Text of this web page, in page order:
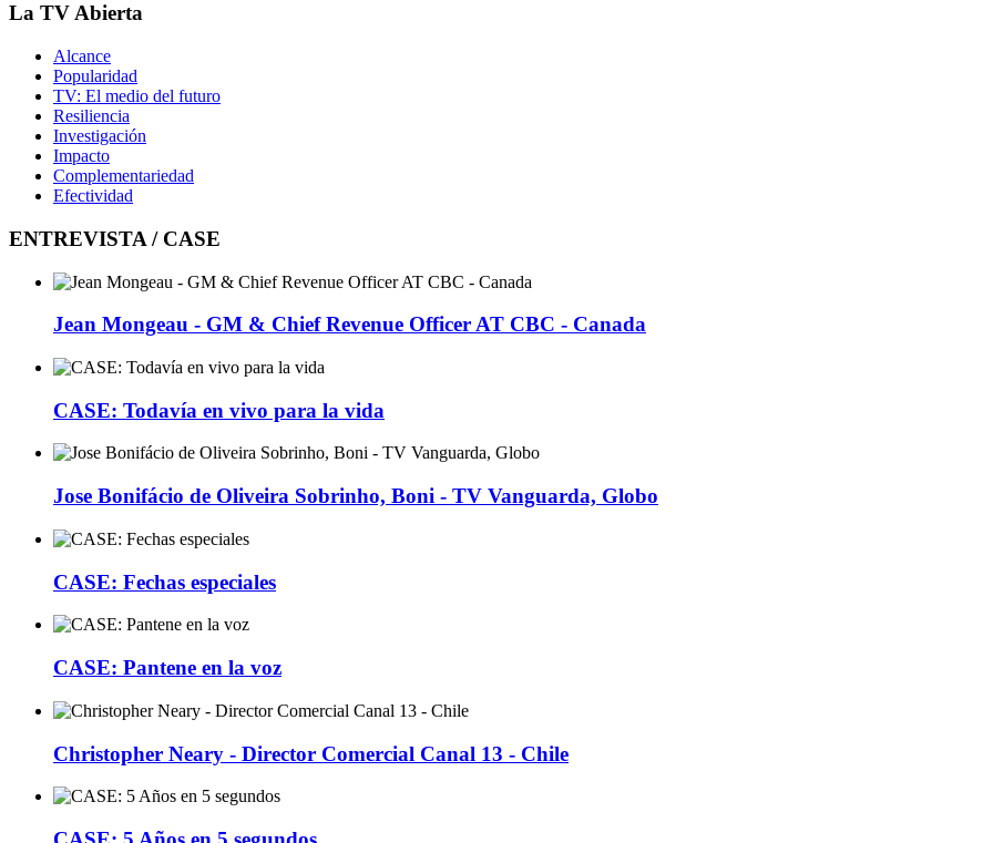
La TV Abierta
Alcance
Popularidad
TV: El medio del futuro
Resiliencia
Investigación
Impacto
Complementariedad
Efectividad
ENTREVISTA / CASE
Jean Mongeau - GM & Chief Revenue Officer AT CBC - Canada
CASE: Todavía en vivo para la vida
Jose Bonifácio de Oliveira Sobrinho, Boni - TV Vanguarda, Globo
CASE: Fechas especiales
CASE: Pantene en la voz
Christopher Neary - Director Comercial Canal 13 - Chile